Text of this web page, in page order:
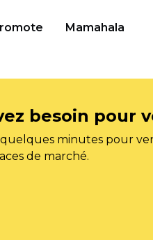
Mamahala
besoin pour
minutes pour
de marché.